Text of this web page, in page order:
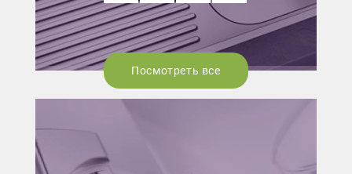
Посмотреть все